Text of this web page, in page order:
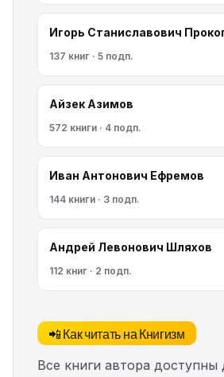
Игорь Станиславович
137 книг · 5 подп.
Айзек Азимов
572 книги · 4 подп.
Иван Антонович Ефремов
144 книги · 3 подп.
Андрей Левонович Шляхов
112 книг · 2 подп.
📲 Как читать на Книгизм
Все книги автора доступны